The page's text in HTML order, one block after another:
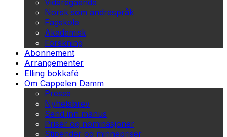
Videregående
Norsk som andrespråk
Fagskole
Akademisk
Forskning
Abonnement
Arrangementer
Elling bokkafé
Om Cappelen Damm
Presse
Nyhetsbrev
Send inn manus
Priser og nominasjoner
Stipender og minnepriser